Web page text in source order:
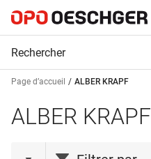
Page d’accueil ALBER KRAPF
ALBER KRAPF